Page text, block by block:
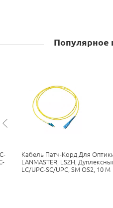
Популярное
Кабель Патч-Корд Для
LANMASTER, LSZH,
LC/UPC-SC/UPC, SM OS2, 10 М